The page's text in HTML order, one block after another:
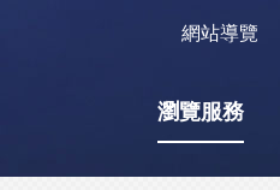
網站導覽
瀏覽服務